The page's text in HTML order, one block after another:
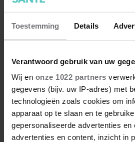
Toestemming Details
Verantwoord gebruik van uw
Wij en onze 1022 partners
gegevens (bijv. uw IP-adres) met
technologieën zoals cookies om
apparaat op te slaan en te
gepersonaliseerde advertenties en
advertenties en content, inzicht in
beter maken (en
kosten)